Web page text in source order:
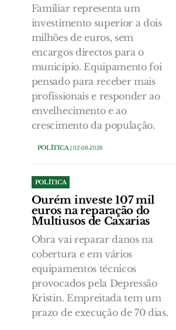
Familiar representa um
investimento superior a dois
milhões de euros, sem
encargos directos para o
município. Equipamento foi
pensado para receber mais
profissionais e responder ao
envelhecimento e ao
crescimento da população.
POLÍTICA | 02-08-2026
POLÍTICA
Ourém investe 107 mil
euros na reparação do
Multiusos de Caxarias
Obra vai reparar danos na
cobertura e em vários
equipamentos técnicos
provocados pela Depressão
Kristin. Empreitada tem um
prazo de execução de 70 dias.